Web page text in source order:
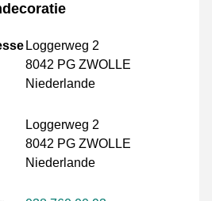
Loggerweg 2
8042 PG ZWOLLE
Niederlande
Loggerweg 2
8042 PG ZWOLLE
Niederlande